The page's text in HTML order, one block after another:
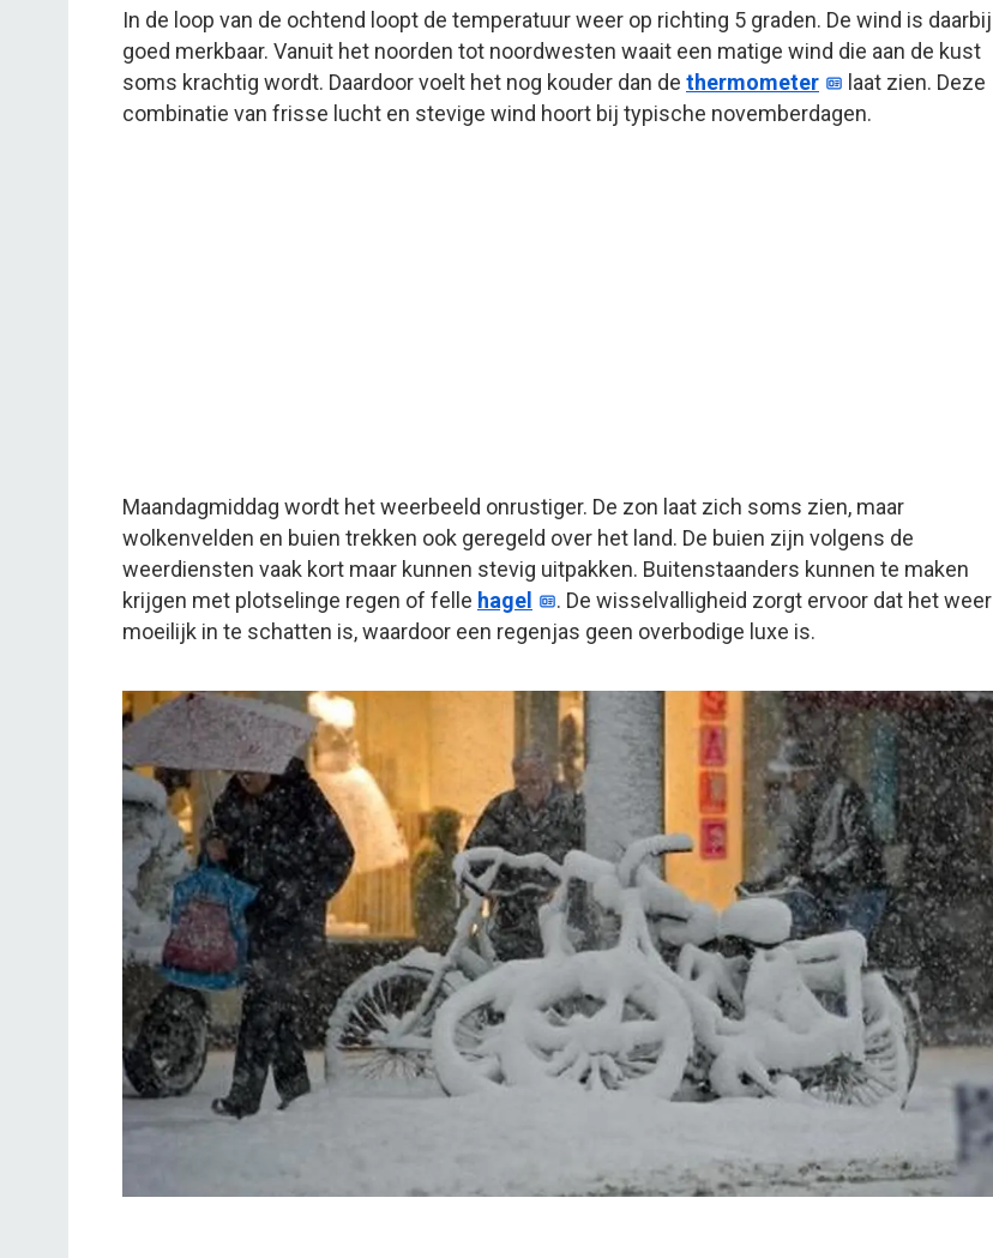
In de loop van de ochtend loopt de temperatuur weer op richting 5 graden. De wind is daarbij
goed merkbaar. Vanuit het noorden tot noordwesten waait een matige wind die aan de kust
soms krachtig wordt. Daardoor voelt het nog kouder dan de thermometer
laat zien. Deze
combinatie van frisse lucht en stevige wind hoort bij typische novemberdagen.
Maandagmiddag wordt het weerbeeld onrustiger. De zon laat zich soms zien, maar
wolkenvelden en buien trekken ook geregeld over het land. De buien zijn volgens de
weerdiensten vaak kort maar kunnen stevig uitpakken. Buitenstaanders kunnen te maken
krijgen met plotselinge regen of felle hagel
. De wisselvalligheid zorgt ervoor dat het weer
moeilijk in te schatten is, waardoor een regenjas geen overbodige luxe is.